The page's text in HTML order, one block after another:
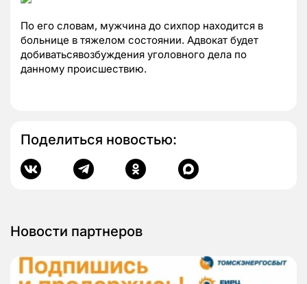
По его словам, мужчина до сихпор находится в
больнице в тяжелом состоянии. Адвокат будет
добиватьсявозбуждения уголовного дела по
данному происшествию.
Поделиться новостью:
Новости партнеров